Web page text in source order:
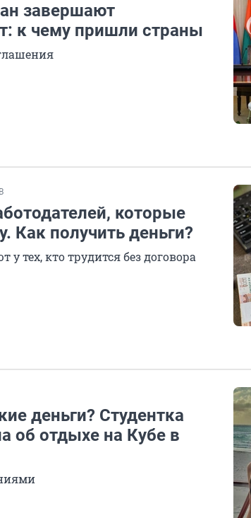
завершают
к чему пришли страны
которые
Как получить деньги?
тех, кто трудится без договора
деньги? Студентка
об отдыхе на Кубе в